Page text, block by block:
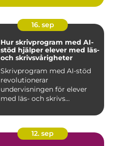
16. sep
Hur skrivprogram med AI-
stöd hjälper elever med läs-
och skrivsvårigheter
Skrivprogram med AI-stöd
revolutionerar
undervisningen för elever
med läs- och skrivs...
12. sep